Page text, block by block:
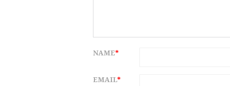
NAME*
EMAIL*